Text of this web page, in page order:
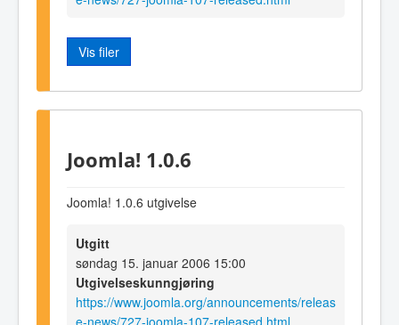
Vis filer
Joomla! 1.0.6
Joomla! 1.0.6 utgivelse
Utgitt
søndag 15. januar 2006 15:00
Utgivelseskunngjøring
https://www.joomla.org/announcements/releas
e-news/727-joomla-107-released.html